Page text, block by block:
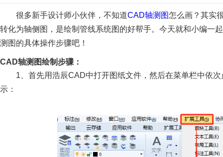
很多新手设计师小伙伴，不知道CAD轴测图怎么画？其实
转化为轴侧图，是绘制管线系统图的好帮手。今天就和小编一
测图的具体操作步骤吧！
CAD轴测图绘制步骤：
1、首先用浩辰CAD中打开图纸文件，然后在菜单栏中依
示：